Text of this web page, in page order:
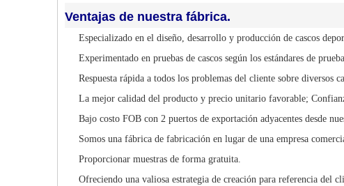
Ventajas de nuestra fábrica.
Especializado en el diseño, desarrollo y producción de cascos
Experimentado en pruebas de cascos según los estándares de
Respuesta rápida a todos los problemas del cliente sobre diversos
La mejor calidad del producto y precio unitario favorable;
Bajo costo FOB con 2 puertos de exportación adyacentes desde
Somos una fábrica de fabricación en lugar de una empresa
Proporcionar muestras de forma gratuita.
Ofreciendo una valiosa estrategia de creación para referencia del